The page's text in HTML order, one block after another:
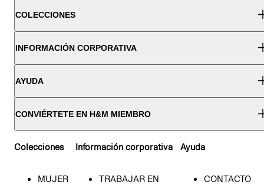
COLECCIONES
INFORMACIÓN CORPORATIVA
AYUDA
CONVIÉRTETE EN H&M MIEMBRO
Colecciones
MUJER
Información corporativa
TRABAJAR EN
Ayuda
CONTACTO